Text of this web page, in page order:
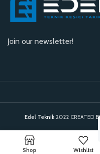
Join our newsletter!
Edel Teknik 2022 CREATED
Shop Wishlist